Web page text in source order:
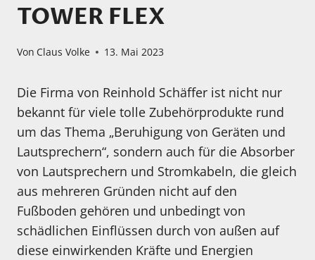
TOWER FLEX
Von Claus Volke 13. Mai 2023
Die Firma von Reinhold Schäffer ist nicht nur
bekannt für viele tolle Zubehörprodukte rund
um das Thema „Beruhigung von Geräten und
Lautsprechern“, sondern auch für die Absorber
von Lautsprechern und Stromkabeln, die gleich
aus mehreren Gründen nicht auf den
Fußboden gehören und unbedingt von
schädlichen Einflüssen durch von außen auf
diese einwirkenden Kräfte und Energien